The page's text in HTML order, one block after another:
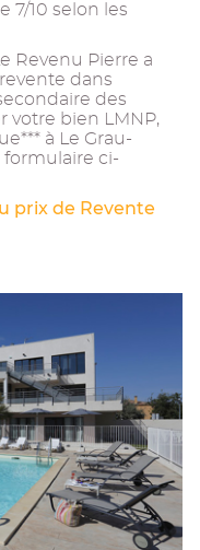
7/10 selon les
Revenu Pierre a
dans
des
votre bien LMNP,
à Le Grau-
formulaire ci-
prix de Revente